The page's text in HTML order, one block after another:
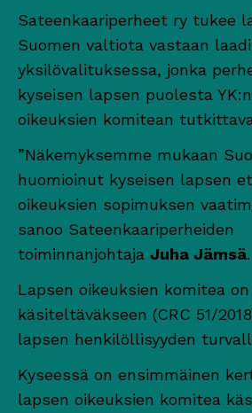
Sateenkaariperheet ry tukee
Suomen valtiota vastaan
yksilövalituksessa, jonka
kyseisen lapsen puolesta
oikeuksien komitean
”Näkemyksemme mukaan
huomioinut kyseisen lapsen
oikeuksien sopimuksen
sanoo Sateenkaariperheiden
toiminnanjohtaja Juha Jämsä.
Lapsen oikeuksien komitea
käsiteltäväkseen (CRC 51/
lapsen henkilöllisyyden
Kyseessä on ensimmäinen
lapsen oikeuksien komitea